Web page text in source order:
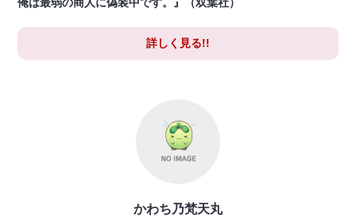
詳しく見る!!
かわち乃梵天丸